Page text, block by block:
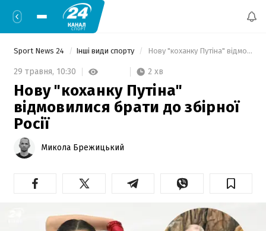
Sport News 24 Інші види спорту Нову "коханку Путіна" відмовилися брати до збірної Росії
29 травня, 10:30 2 хв
Нову "коханку Путіна"
відмовилися брати до збірної
Росії
Микола Брежицький